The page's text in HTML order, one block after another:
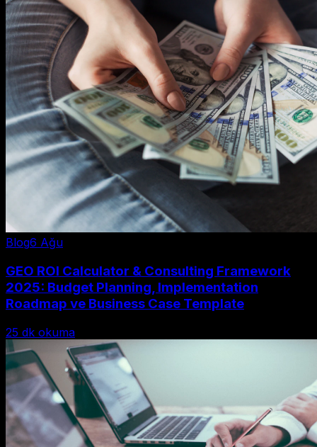
Blog6 Ağu
GEO ROI Calculator & Consulting Framework
2025: Budget Planning, Implementation
Roadmap ve Business Case Template
25 dk okuma